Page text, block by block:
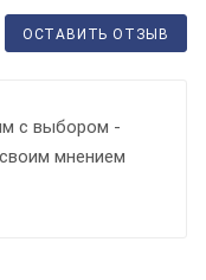
ОСТАВИТЬ ОТЗЫВ
с выбором -
мнением